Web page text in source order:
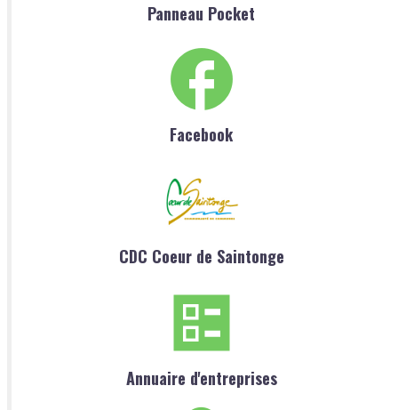
Panneau Pocket
Facebook
CDC Coeur de Saintonge
Annuaire d'entreprises